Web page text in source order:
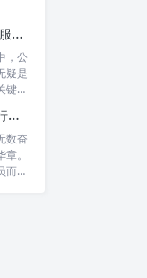
端正政绩价值取向 砥砺为民服务初心：新时代公仆的责任与担当
，公
疑是
键所
涵养为民政绩观，实干担当行稳致远：新时代公仆的价值坐标与实践航向
数奋
。
而
的内涵与时代
化责任意识，